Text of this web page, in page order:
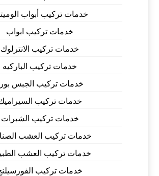
خدمات تركيب أبواب
خدمات تركيب ابواب
خدمات تركيب الانترلوك
خدمات تركيب الباركيه
خدمات تركيب الجبس
خدمات تركيب
خدمات تركيب الشبرات
خدمات تركيب العشب
خدمات تركيب العشب
خدمات تركيب